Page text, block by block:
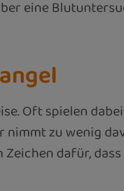
eine
Oft spielen
nimmt zu wenig
dafür,